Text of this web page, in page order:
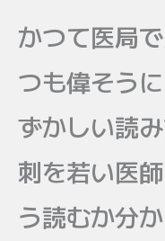
かつて医局
つも偉そう
ずかしい読
刺を若い医
う読むか分